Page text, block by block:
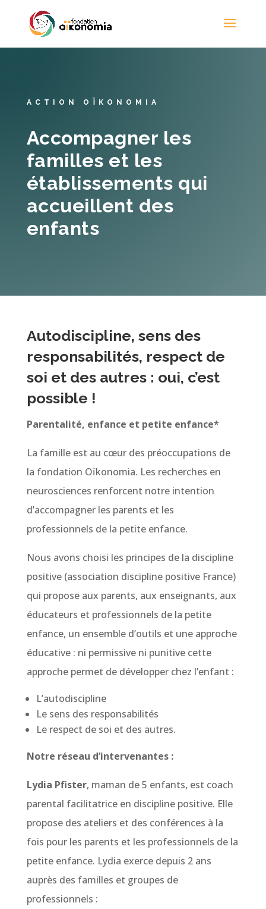
ACTION OÏKONOMIA
Accompagner les
familles et les
établissements qui
accueillent des
enfants
Autodiscipline, sens des
responsabilités, respect de
soi et des autres : oui, c’est
possible !
Parentalité, enfance et petite enfance*
La famille est au cœur des préoccupations de
la fondation Oïkonomia. Les recherches en
neurosciences renforcent notre intention
d’accompagner les parents et les
professionnels de la petite enfance.
Nous avons choisi les principes de la discipline
positive (association discipline positive France)
qui propose aux parents, aux enseignants, aux
éducateurs et professionnels de la petite
enfance, un ensemble d’outils et une approche
éducative : ni permissive ni punitive cette
approche permet de développer chez l’enfant :
L’autodiscipline
Le sens des responsabilités
Le respect de soi et des autres.
Notre réseau d’intervenantes :
Lydia Pfister, maman de 5 enfants, est coach
parental facilitatrice en discipline positive. Elle
propose des ateliers et des conférences à la
fois pour les parents et les professionnels de la
petite enfance. Lydia exerce depuis 2 ans
auprès des familles et groupes de
professionnels :